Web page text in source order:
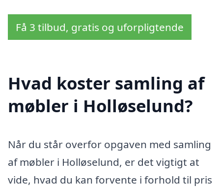
Få 3 tilbud, gratis og uforpligtende
Hvad koster samling af
møbler i Holløselund?
Når du står overfor opgaven med samling
af møbler i Holløselund, er det vigtigt at
vide, hvad du kan forvente i forhold til pris